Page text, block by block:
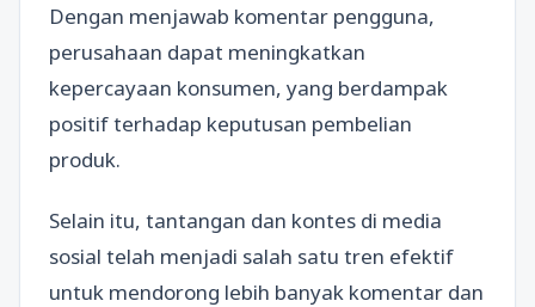
Dengan menjawab komentar pengguna,
perusahaan dapat meningkatkan
kepercayaan konsumen, yang berdampak
positif terhadap keputusan pembelian
produk.
Selain itu, tantangan dan kontes di media
sosial telah menjadi salah satu tren efektif
untuk mendorong lebih banyak komentar dan